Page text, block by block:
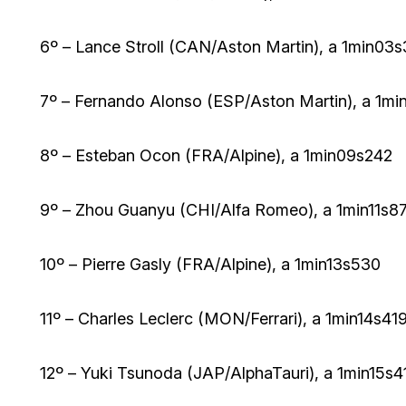
6º – Lance Stroll (CAN/Aston Martin), a
7º – Fernando Alonso (ESP/Aston Martin), a
8º – Esteban Ocon (FRA/Alpine), a 1min09s242
9º – Zhou Guanyu (CHI/Alfa Romeo), a
10º – Pierre Gasly (FRA/Alpine), a 1min13s530
11º – Charles Leclerc (MON/Ferrari), a 1min14s419
12º – Yuki Tsunoda (JAP/AlphaTauri), a